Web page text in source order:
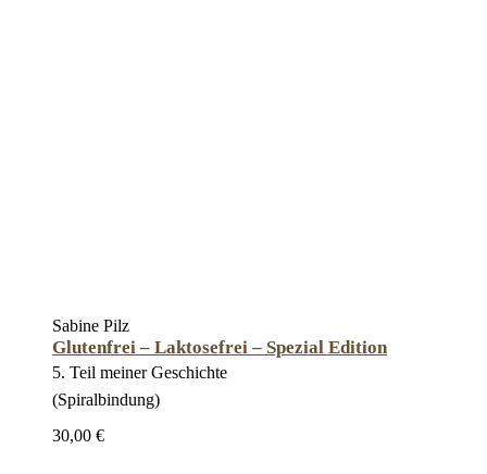
Sabine Pilz
Glutenfrei – Laktosefrei – Spezial Edition
5. Teil meiner Geschichte
(Spiralbindung)
30,00 €